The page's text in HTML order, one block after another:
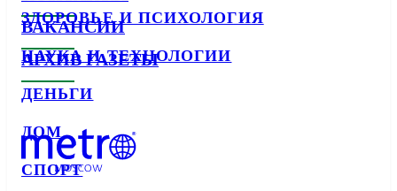
ЗДОРОВЬЕ И ПСИХОЛОГИЯ
НАУКА И ТЕХНОЛОГИИ
ДЕНЬГИ
ДОМ
СПОРТ
ВАКАНСИИ
АРХИВ ГАЗЕТЫ